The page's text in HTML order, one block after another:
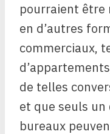
pourraient être
en d’autres
commerciaux,
de telles
et que seuls
bureaux